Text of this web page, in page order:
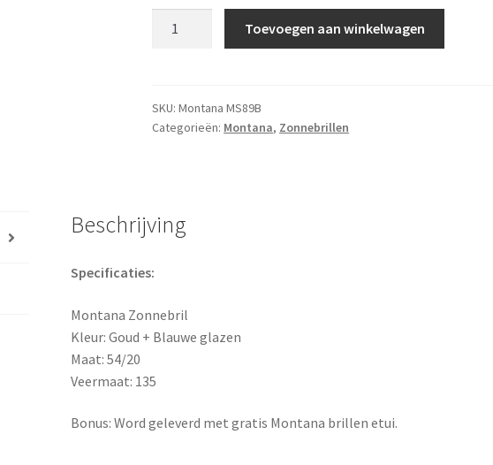
Toevoegen aan winkelwagen
SKU:Montana MS89B
Categorieën: Montana, Zonnebrillen
Beschrijving
Specificaties:
Montana Zonnebril
Kleur: Goud + Blauwe glazen
Maat: 54/20
Veermaat: 135
Bonus: Word geleverd met gratis Montana brillen etui.